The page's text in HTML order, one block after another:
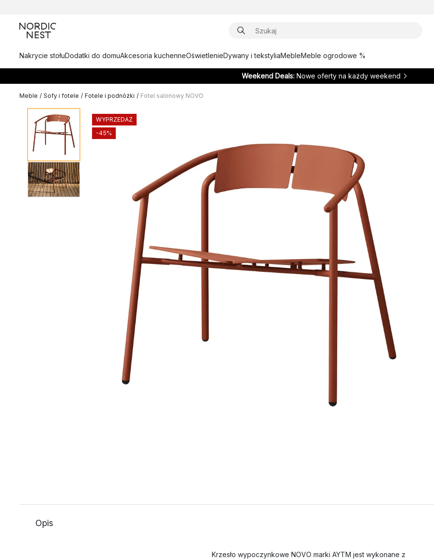
Nakrycie stołuDodatki do domuAkcesoria kuchenneOświetlenieDywany i tekstyliaMebleMeble ogrodowe %
Weekend Deals: Nowe oferty na każdy weekend
Meble / Sofy i fotele / Fotele i podnóżki / Fotel salonowy NOVO
WYPRZEDAŻ
-45%
Opis
Krzesło wypoczynkowe NOVO marki AYTM jest wykonane z